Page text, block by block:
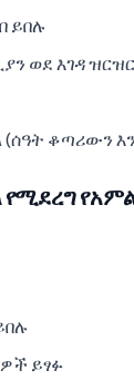
ይበሉ
ወደ እገዳ
ቆጣሪውን
ይፃፉ